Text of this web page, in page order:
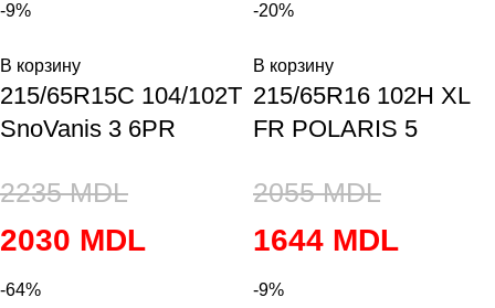
-9%
В корзину
215/65R15C 104/102T
SnoVanis 3 6PR
2235MDL
2030 MDL
-20%
В корзину
215/65R16 102H XL
FR POLARIS 5
2055MDL
1644 MDL
-64% -9%